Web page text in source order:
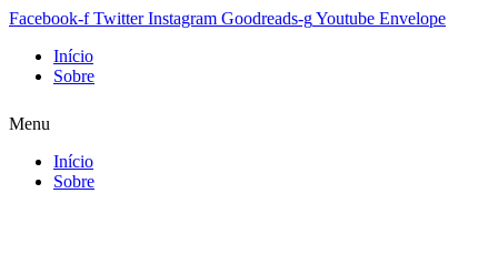
Facebook-f Twitter Instagram Goodreads-gYoutube Envelope
Início
Sobre
Menu
Início
Sobre